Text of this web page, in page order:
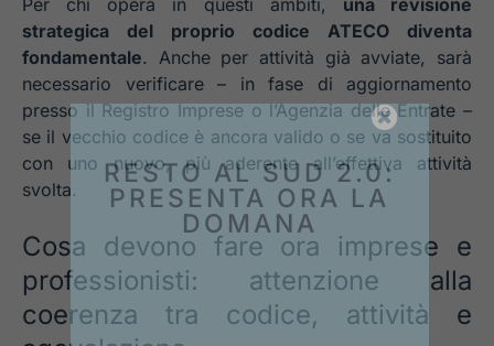
strategica del proprio codice ATECO diventa
fondamentale. Anche per attività già avviate, sarà
necessario verificare – in fase di aggiornamento
presso il Registro Imprese o l’Agenzia delle Entrate –
se il vecchio codice è ancora valido o se va sostituito
con uno nuovo, più aderente all’effettiva attività
svolta.
Cosa devono fare ora imprese e
professionisti: attenzione alla
coerenza tra codice, attività e
RESTO AL SUD 2.0:
PRESENTA ORA LA
DOMANA
Il nuovo bando è pronto a partire: dal
01/10/2025inizia la registrazione e dal
15/10/2025potrai presentare ufficialmente la
tua domanda. Agisci subito, perché il tempo è
decisivo e i fondi sono limitati. Con la nostra